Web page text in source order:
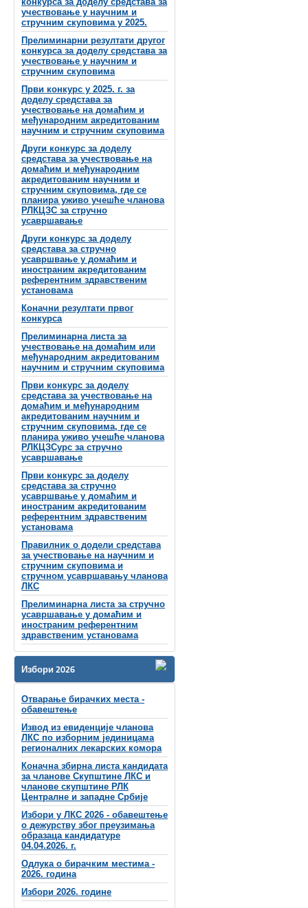
учествовање у научним и
стручним скуповима у 2025.
Прелиминарни резултати другог
конкурса за доделу средстава за
учествовање у научним и
стручним скуповима
Први конкурс у 2025. г. за
доделу средстава за
учествовање на домаћим и
међународним акредитованим
научним и стручним скуповима
Други конкурс за доделу
средстава за учествовање на
домаћим и међународним
акредитованим научним и
стручним скуповима, где се
планира уживо учешће чланова
РЛКЦЗС за стручно
усавршавање
Други конкурс за доделу
средстава за стручно
усавршвање у домаћим и
иностраним акредитованим
референтним здравственим
установама
Коначни резултати првог
конкурса
Прелиминарна листа за
учествовање на домаћим или
међународним акредитованим
научним и стручним скуповима
Први конкурс за доделу
средстава за учествовање на
домаћим и међународним
акредитованим научним и
стручним скуповима, где се
планира уживо учешће чланова
РЛКЦЗСурс за стручно
усавршавање
Први конкурс за доделу
средстава за стручно
усавршвање у домаћим и
иностраним акредитованим
референтним здравственим
установама
Правилник о додели средстава
за учествовање на научним и
стручним скуповима и
стручном усавршавању чланова
ЛКС
Прелиминарна листа за стручно
усавршавање у домаћим и
иностраним референтним
здравственим установама
Избори 2026
Отварање бирачких места -
обавештење
Извод из евиденције чланова
ЛКС по изборним јединицама
регионалних лекарских комора
Коначна збирна листа кандидата
за чланове Скупштине ЛКС и
чланове скупштинe РЛК
Централне и западне Србије
Избори у ЛКС 2026 - обавештење
о дежурству због преузимања
образаца кандидатуре
04.04.2026. г.
Одлука о бирачким местима -
2026. година
Избори 2026. године